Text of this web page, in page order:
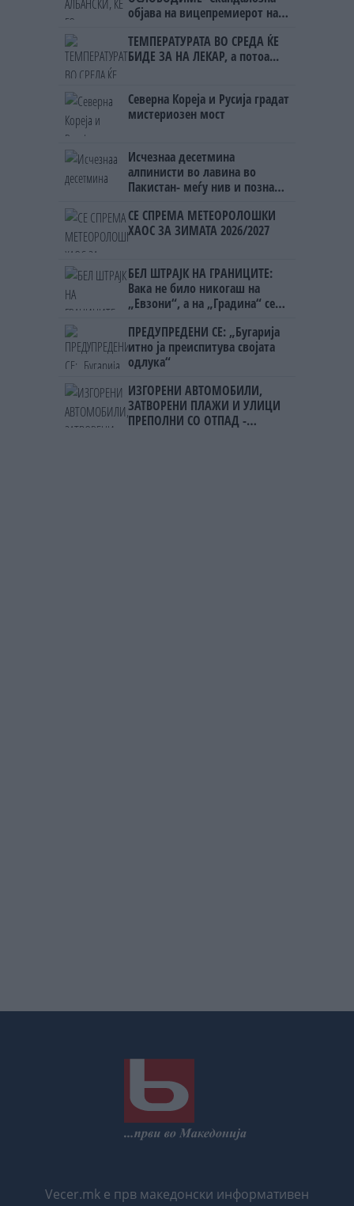
објава на вицепремиерот на
ТЕМПЕРАТУРАТА ВО СРЕДА ЌЕ
БИДЕ ЗА НА ЛЕКАР, а потоа...
Северна Кореја и Русија градат
мистериозен мост
Исчезнаа десетмина
алпинисти во лавина во
Пакистан- меѓу нив и познат
СЕ СПРЕМА МЕТЕОРОЛОШКИ
ХАОС ЗА ЗИМАТА 2026/2027
БЕЛ ШТРАЈК НА ГРАНИЦИТЕ:
Вака не било никогаш на
„Евзони“, а на „Градина“ се
ПРЕДУПРЕДЕНИ СЕ: „Бугарија
итно ја преиспитува својата
одлука“
ИЗГОРЕНИ АВТОМОБИЛИ,
ЗАТВОРЕНИ ПЛАЖИ И УЛИЦИ
ПРЕПОЛНИ СО ОТПАД -
Vecer.mk е прв македонски информативен